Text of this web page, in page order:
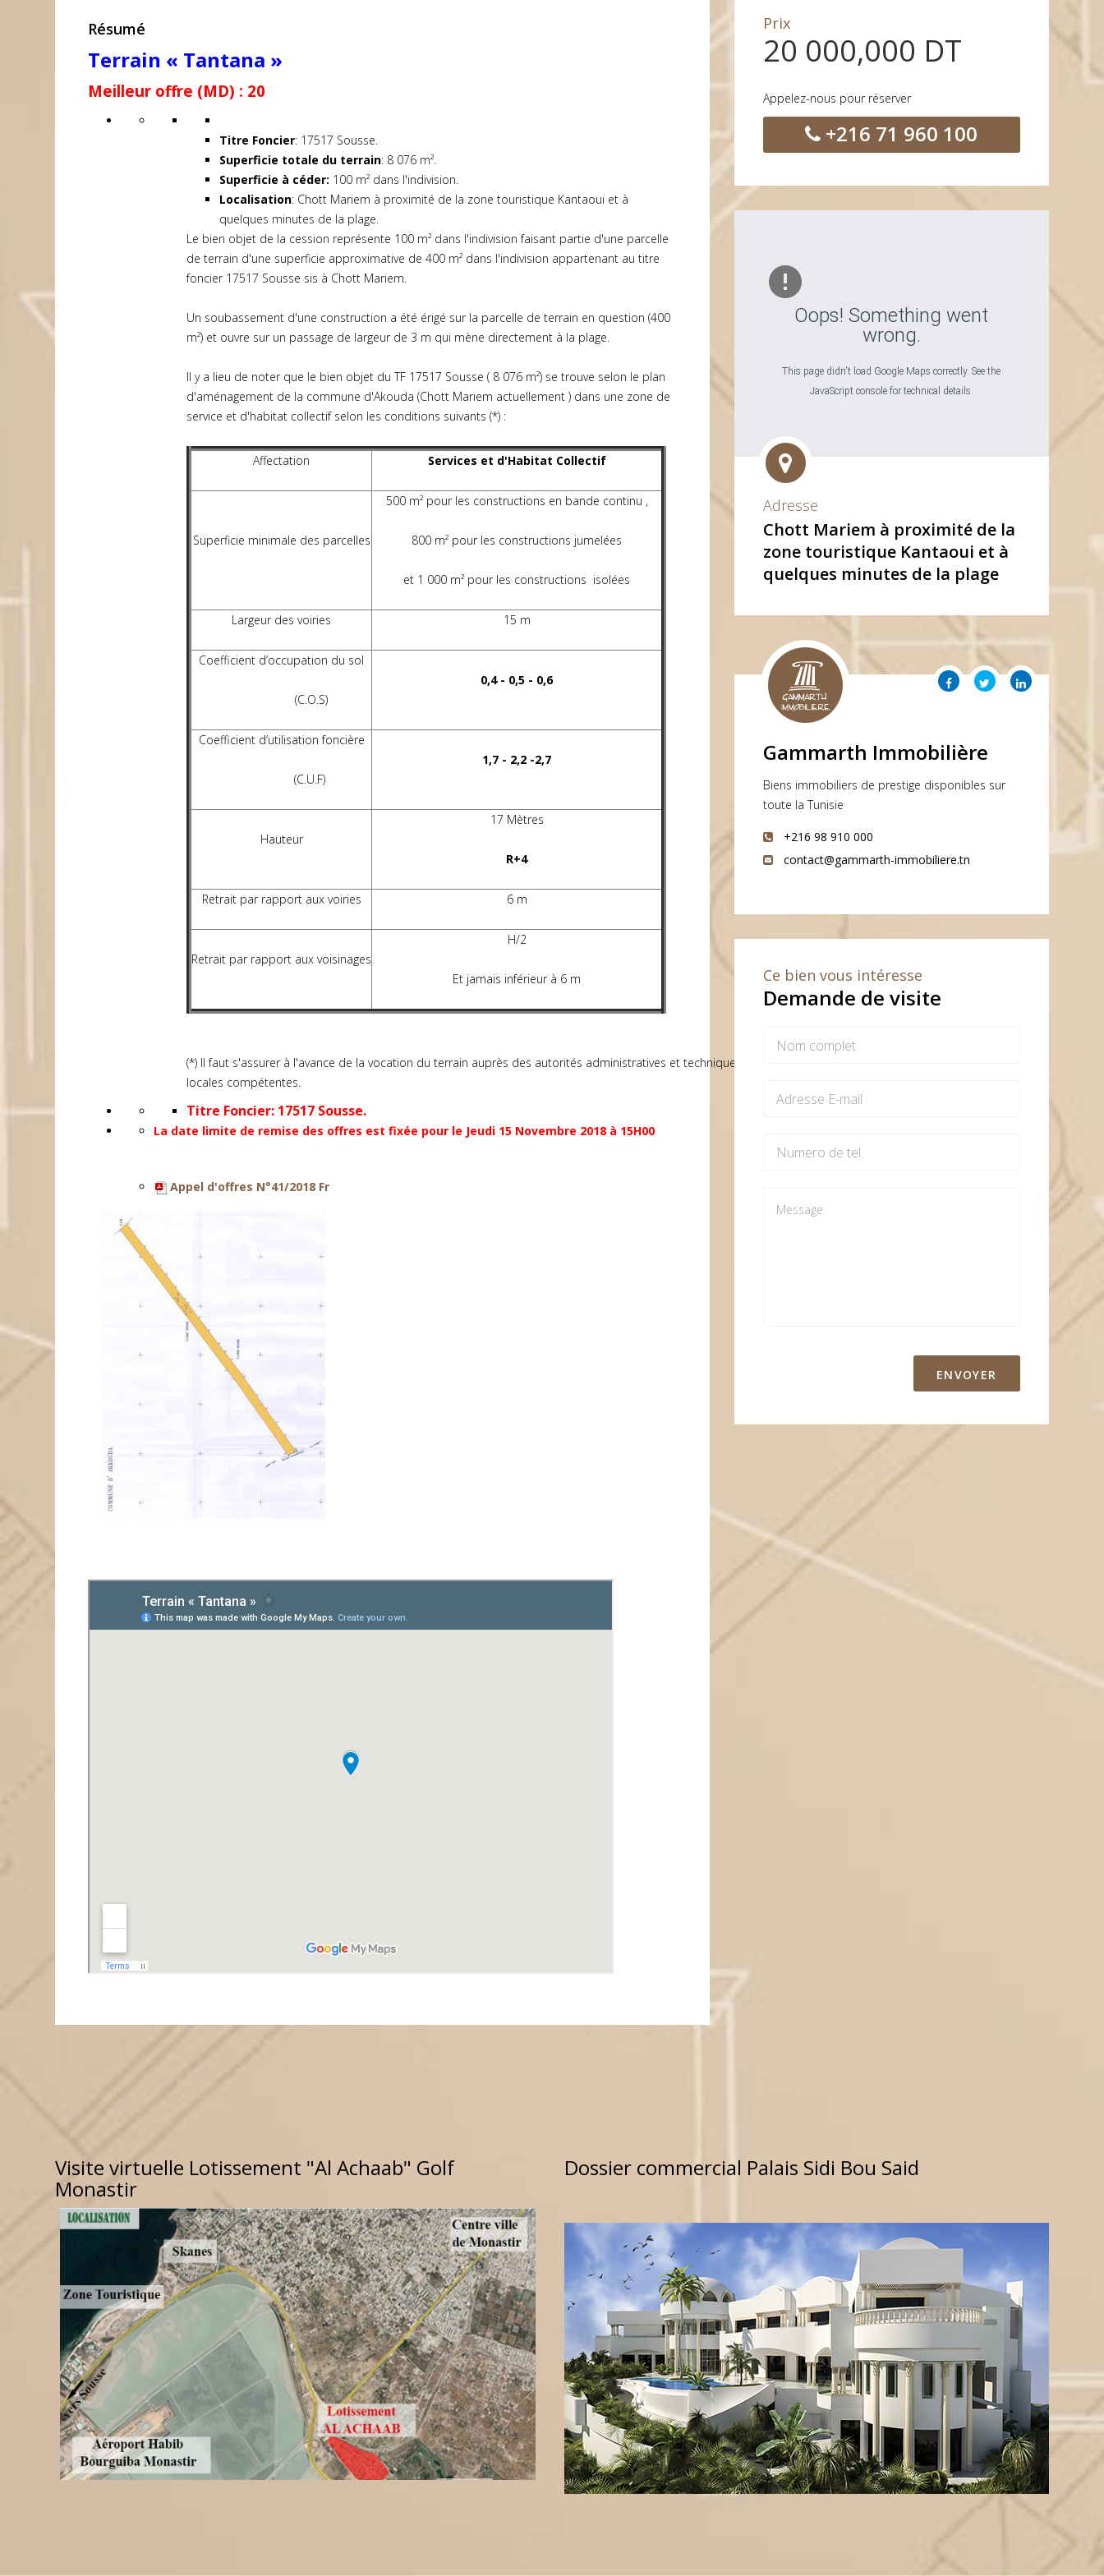
Résumé
Terrain « Tantana »
Meilleur offre (MD) : 20
Titre Foncier: 17517 Sousse.
Superficie totale du terrain: 8 076 m².
Superficie à céder: 100 m² dans l'indivision.
Localisation: Chott Mariem à proximité de la zone touristique Kantaoui et à
quelques minutes de la plage.
Le bien objet de la cession représente 100 m² dans l'indivision faisant partie d'une parcelle
de terrain d'une superficie approximative de 400 m² dans l'indivision appartenant au titre
foncier 17517 Sousse sis à Chott Mariem.
Un soubassement d'une construction a été érigé sur la parcelle de terrain en question (400
m²) et ouvre sur un passage de largeur de 3 m qui mène directement à la plage.
Il y a lieu de noter que le bien objet du TF 17517 Sousse ( 8 076 m²) se trouve selon le plan
d'aménagement de la commune d'Akouda (Chott Mariem actuellement ) dans une zone de
service et d'habitat collectif selon les conditions suivants (*) :
Affectation Services et d'Habitat Collectif
Superficie minimale des parcelles
500 m² pour les constructions en bande continu ,
800 m² pour les constructions jumelées
et 1 000 m² pour les constructions isolées
Largeur des voiries 15 m
Coefficient d’occupation du sol
(C.O.S)
0,4 - 0,5 - 0,6
Coefficient d’utilisation foncière
(C.U.F)
1,7 - 2,2 -2,7
Hauteur
17 Mètres
R+4
Retrait par rapport aux voiries 6 m
Retrait par rapport aux voisinages
H/2
Et jamais inférieur à 6 m
(*) Il faut s'assurer à l'avance de la vocation du terrain auprès des autorités administratives et techniques
locales compétentes.
Titre Foncier: 17517 Sousse.
La date limite de remise des offres est fixée pour le Jeudi 15 Novembre 2018 à 15H00
Appel d'offres N°41/2018 Fr
Prix
20 000,000 DT
Appelez-nous pour réserver
+216 71 960 100
Oops! Something went
wrong.
This page didn't load Google Maps correctly. See the
JavaScript console for technical details.
Adresse
Chott Mariem à proximité de la
zone touristique Kantaoui et à
quelques minutes de la plage
Gammarth Immobilière
Biens immobiliers de prestige disponibles sur
toute la Tunisie
+216 98 910 000
contact@gammarth-immobiliere.tn
Ce bien vous intéresse
Demande de visite
ENVOYER
Visite virtuelle Lotissement "Al Achaab" Golf
Monastir
Dossier commercial Palais Sidi Bou Said